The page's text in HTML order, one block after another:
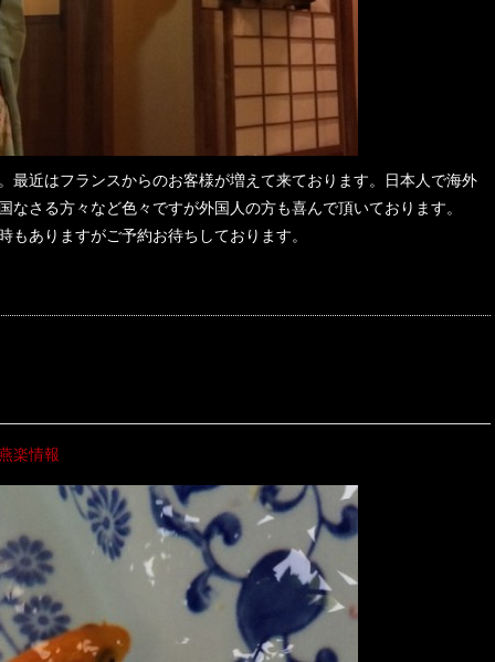
最近はフランスからのお客様が増えて来ております。日本人で海外
なさる方々など色々ですが外国人の方も喜んで頂いております。
もありますがご予約お待ちしております。
楽情報